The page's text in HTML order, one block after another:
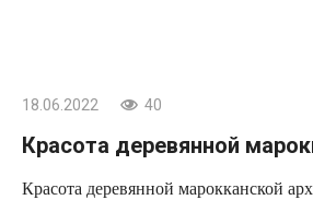
18.06.2022 40
Красота деревянной
Красота деревянной марокканской